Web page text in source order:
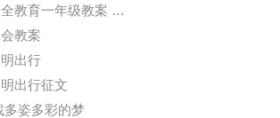
武汉版生命安全教育一年级教案 课间...
教案
出行
出行征文
姿多彩的梦